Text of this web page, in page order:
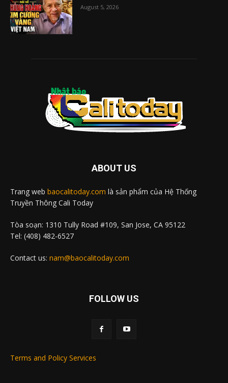
August 5, 2026
ABOUT US
Trang web baocalitoday.com là sản phẩm của Hệ Thống
Truyền Thông Cali Today
Tòa soạn: 1310 Tully Road #109, San Jose, CA 95122
Tel: (408) 482-6527
Contact us: nam@baocalitoday.com
FOLLOW US
Terms and Policy Services